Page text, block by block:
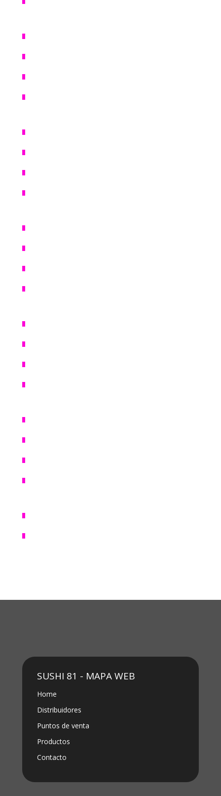
SUSHI 81 - MAPA WEB
Home
Distribuidores
Puntos de venta
Productos
Contacto